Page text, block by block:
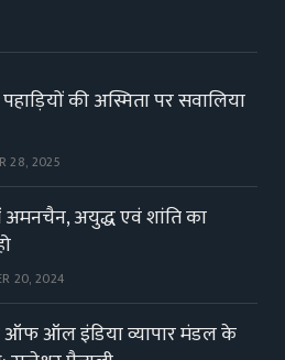
की अस्मिता पर सवालिया
28, 2025
अमनचैन, अयुद्ध एवं शांति का
20, 2024
ऑल इंडिया व्यापार मंडल के